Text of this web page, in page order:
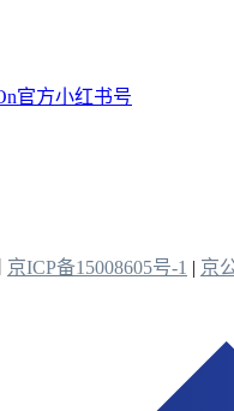
京ICP备15008605号-1 | 京